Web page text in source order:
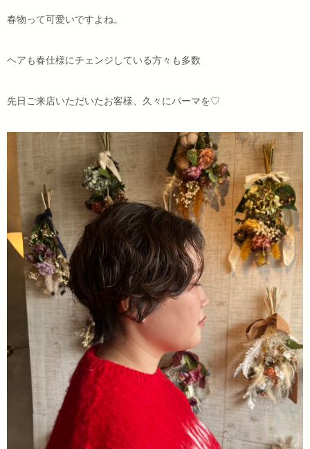
春物って可愛いですよね。
ヘアも春仕様にチェンジしている方々も多数
先日ご来店いただいたお客様、久々にパーマを♡